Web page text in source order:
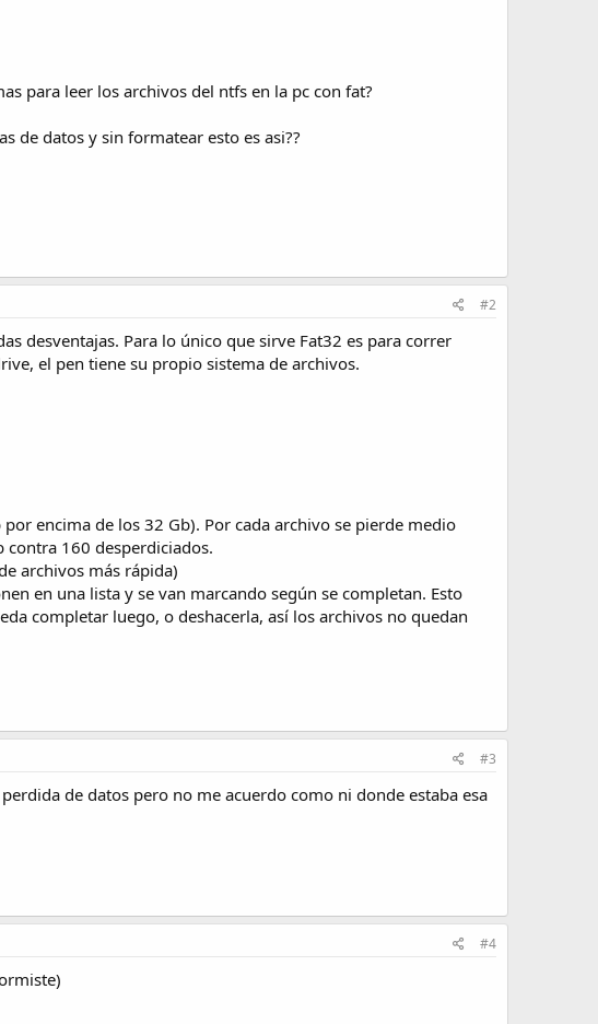
para leer los archivos del ntfs en la pc con fat?
de datos y sin formatear esto es asi??
#2
desventajas. Para lo único que sirve Fat32 es para correr
el pen tiene su propio sistema de archivos.
encima de los 32 Gb). Por cada archivo se pierde medio
contra 160 desperdiciados.
archivos más rápida)
en una lista y se van marcando según se completan. Esto
completar luego, o deshacerla, así los archivos no quedan
#3
de datos pero no me acuerdo como ni donde estaba esa
#4